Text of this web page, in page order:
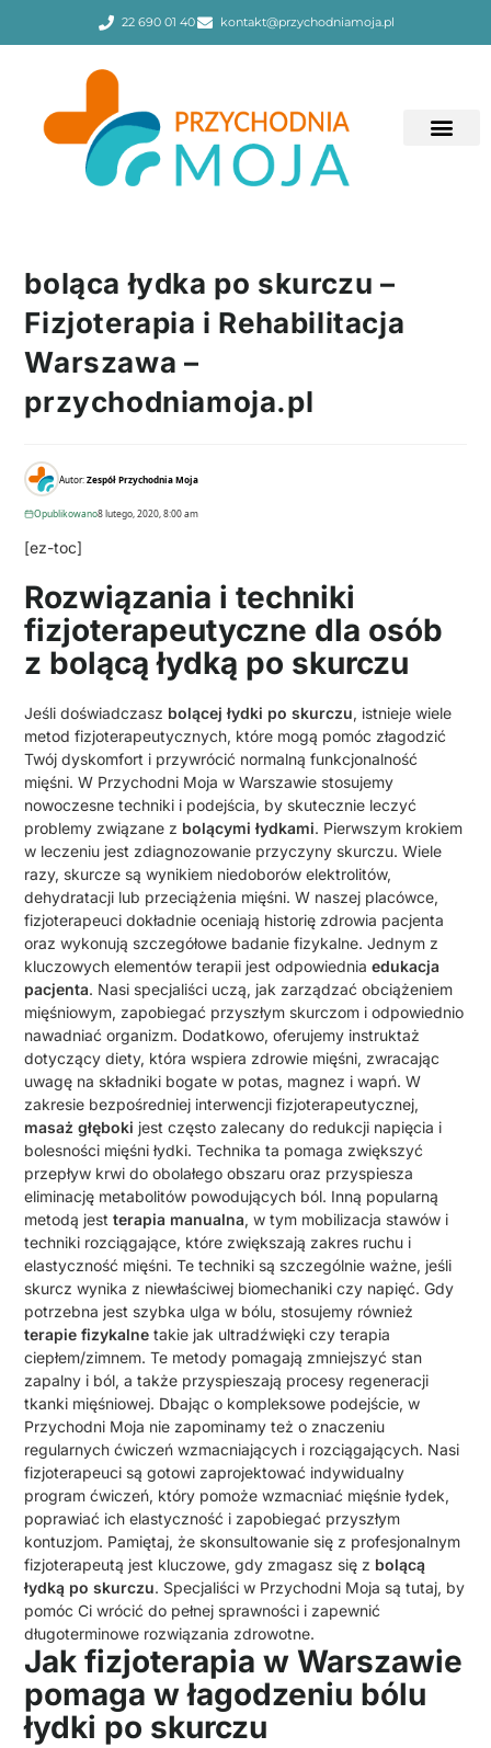
22 690 01 40 kontakt@przychodniamoja.pl
boląca łydka po skurczu –
Fizjoterapia i Rehabilitacja
Warszawa –
przychodniamoja.pl
Autor:Zespół Przychodnia Moja
Opublikowano8 lutego, 2020, 8:00 am
[ez-toc]
Rozwiązania i techniki
fizjoterapeutyczne dla osób
z bolącą łydką po skurczu
Jeśli doświadczasz bolącej łydki po skurczu, istnieje wiele
metod fizjoterapeutycznych, które mogą pomóc złagodzić
Twój dyskomfort i przywrócić normalną funkcjonalność
mięśni. W Przychodni Moja w Warszawie stosujemy
nowoczesne techniki i podejścia, by skutecznie leczyć
problemy związane z bolącymi łydkami. Pierwszym krokiem
w leczeniu jest zdiagnozowanie przyczyny skurczu. Wiele
razy, skurcze są wynikiem niedoborów elektrolitów,
dehydratacji lub przeciążenia mięśni. W naszej placówce,
fizjoterapeuci dokładnie oceniają historię zdrowia pacjenta
oraz wykonują szczegółowe badanie fizykalne. Jednym z
kluczowych elementów terapii jest odpowiedniaedukacja
pacjenta. Nasi specjaliści uczą, jak zarządzać obciążeniem
mięśniowym, zapobiegać przyszłym skurczom i odpowiednio
nawadniać organizm. Dodatkowo, oferujemy instruktaż
dotyczący diety, która wspiera zdrowie mięśni, zwracając
uwagę na składniki bogate w potas, magnez i wapń. W
zakresie bezpośredniej interwencji fizjoterapeutycznej,
masaż głęboki jest często zalecany do redukcji napięcia i
bolesności mięśni łydki. Technika ta pomaga zwiększyć
przepływ krwi do obolałego obszaru oraz przyspiesza
eliminację metabolitów powodujących ból. Inną popularną
metodą jestterapia manualna, w tym mobilizacja stawów i
techniki rozciągające, które zwiększają zakres ruchu i
elastyczność mięśni. Te techniki są szczególnie ważne, jeśli
skurcz wynika z niewłaściwej biomechaniki czy napięć. Gdy
potrzebna jest szybka ulga w bólu, stosujemy również
terapie fizykalne takie jak ultradźwięki czy terapia
ciepłem/zimnem. Te metody pomagają zmniejszyć stan
zapalny i ból, a także przyspieszają procesy regeneracji
tkanki mięśniowej. Dbając o kompleksowe podejście, w
Przychodni Moja nie zapominamy też o znaczeniu
regularnych ćwiczeń wzmacniających i rozciągających. Nasi
fizjoterapeuci są gotowi zaprojektować indywidualny
program ćwiczeń, który pomoże wzmacniać mięśnie łydek,
poprawiać ich elastyczność i zapobiegać przyszłym
kontuzjom. Pamiętaj, że skonsultowanie się z profesjonalnym
fizjoterapeutą jest kluczowe, gdy zmagasz się z bolącą
łydką po skurczu. Specjaliści w Przychodni Moja są tutaj, by
pomóc Ci wrócić do pełnej sprawności i zapewnić
długoterminowe rozwiązania zdrowotne.
Jak fizjoterapia w Warszawie
pomaga w łagodzeniu bólu
łydki po skurczu